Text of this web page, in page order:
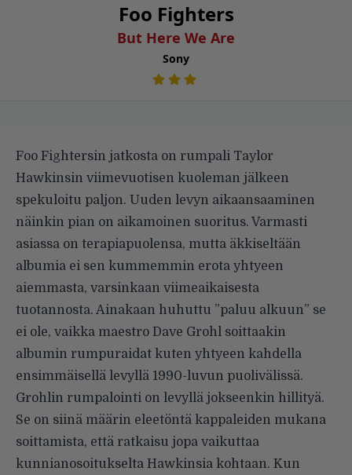
Foo Fighters
But Here We Are
Sony
Foo Fightersin jatkosta on rumpali Taylor
Hawkinsin viimevuotisen kuoleman jälkeen
spekuloitu paljon. Uuden levyn aikaansaaminen
näinkin pian on aikamoinen suoritus. Varmasti
asiassa on terapiapuolensa, mutta äkkiseltään
albumia ei sen kummemmin erota yhtyeen
aiemmasta, varsinkaan viimeaikaisesta
tuotannosta. Ainakaan huhuttu ”paluu alkuun” se
ei ole, vaikka maestro Dave Grohl soittaakin
albumin rumpuraidat kuten yhtyeen kahdella
ensimmäisellä levyllä 1990-luvun puolivälissä.
Grohlin rumpalointi on levyllä jokseenkin hillityä.
Se on siinä määrin eleetöntä kappaleiden mukana
soittamista, että ratkaisu jopa vaikuttaa
kunnianosoitukselta Hawkinsia kohtaan. Kun